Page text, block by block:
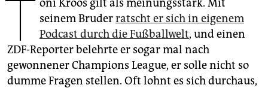
genossenschaft
epaper login
T oni Kroos gilt als meinungsstark. Mit
seinem Bruderratscht er sich in eigenem
Podcast durch die Fußballwelt, und einen
ZDF-Reporter belehrte er sogar mal nach
gewonnener Champions League, er solle nicht so
dumme Fragen stellen. Oft lohnt es sich durchaus,